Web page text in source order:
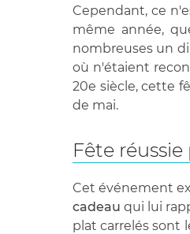
Cependant, ce
même année,
nombreuses un
où n'étaient
20e siècle, cette
de mai.
Fête
Cet événement
cadeau qui lui
plat carrelés sont